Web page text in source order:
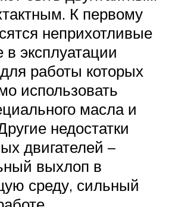
К первому
неприхотливые
в эксплуатации
работы которых
использовать
масла и
недостатки
двигателей –
выхлоп в
среду, сильный